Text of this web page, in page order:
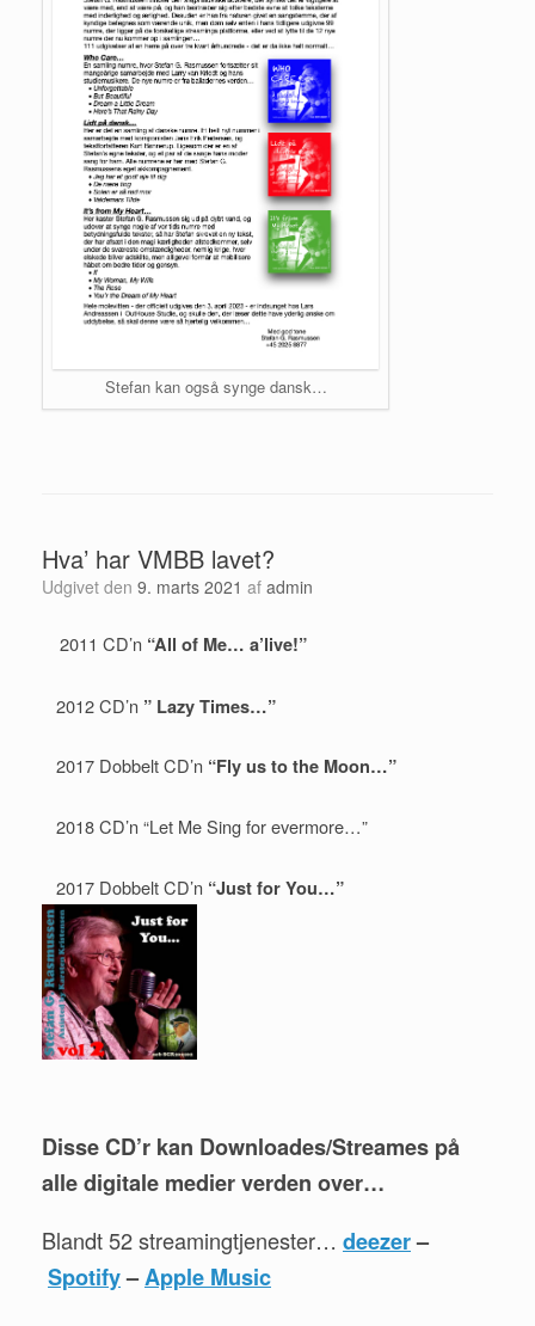
Stefan kan også synge dansk…
Hva’ har VMBB lavet?
Udgivet den 9. marts 2021 af admin
2011 CD’n “All of Me… a’live!”
2012 CD’n ” Lazy Times…”
2017 Dobbelt CD’n “Fly us to the Moon…”
2018 CD’n “Let Me Sing for evermore…”
2017 Dobbelt CD’n “Just for You…”
Disse CD’r kan Downloades/Streames på
alle digitale medier verden over…
Blandt 52 streamingtjenester… deezer–
Spotify–Apple Music